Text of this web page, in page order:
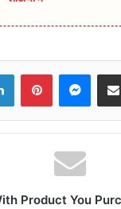
LinkedInPinterest
Product You